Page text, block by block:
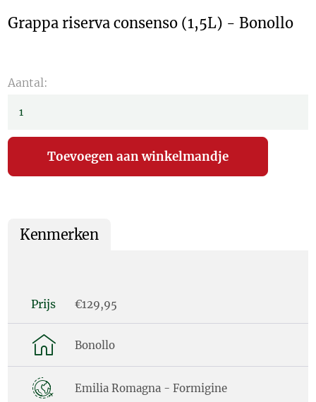
Grappa riserva consenso (1,5L) - Bonollo
Aantal:
Kenmerken
Prijs €129,95
Bonollo
Emilia Romagna - Formigine